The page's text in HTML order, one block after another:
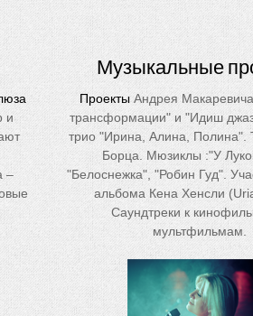
и
–
Музыкальные
ПроектыАндрея
трансформации" и "Идиш
трио "Ирина, Алина, Полина".
Борца. Мюзиклы :"У
"Белоснежка", "Робин Гуд".
альбома Кена Хенсли
Саундтреки к
мультфильмам.